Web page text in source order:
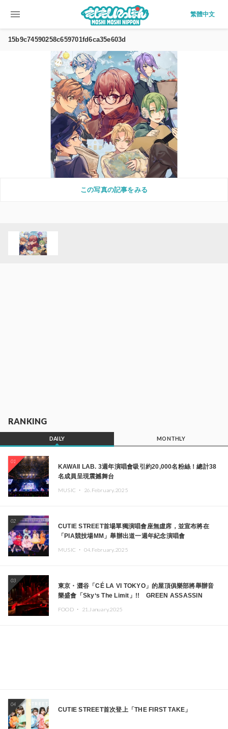
menu 繁體中文
15b9c74590258c659701fd6ca35e603d
この写真の記事をみる
RANKING
DAILY MONTHLY
01
KAWAII LAB. 3週年演唱會吸引約20,000名粉絲！總計38
名成員呈現震撼舞台
MUSIC ・ 26.February.2025
02
CUTIE STREET首場單獨演唱會座無虛席，並宣布將在
「PIA競技場MM」舉辦出道一週年紀念演唱會
MUSIC ・ 04.February.2025
03
東京・澀谷「CÉ LA VI TOKYO」的屋頂俱樂部將舉辦音
樂盛會「Sky‘s The Limit」!! GREEN ASSASSIN
本頂尖DJ及創作者齊聚一堂
FOOD ・ 21.January.2025
04
CUTIE STREET首次登上「THE FIRST TAKE」